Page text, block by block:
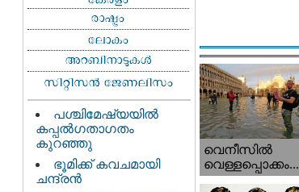
പശ്ചിമേഷ്യയിൽ
കപ്പൽഗതാഗതം
കുറഞ്ഞു
ഭൂമിക്ക് കവചമായി
ചന്ദ്രന്‍
വെനീസില്‍
വെള്ളപ്പൊക്കം...